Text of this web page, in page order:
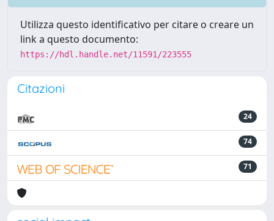
Utilizza questo identificativo per citare o creare un
link a questo documento:
https://hdl.handle.net/11591/223555
Citazioni
24
74
71